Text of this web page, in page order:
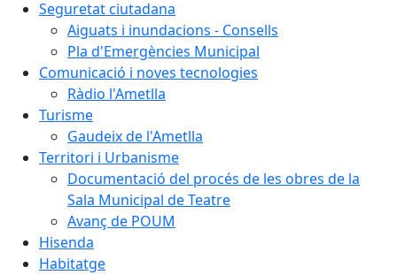
Seguretat ciutadana
Aiguats i inundacions - Consells
Pla d'Emergències Municipal
Comunicació i noves tecnologies
Ràdio l'Ametlla
Turisme
Gaudeix de l'Ametlla
Territori i Urbanisme
Documentació del procés de les obres de la
Sala Municipal de Teatre
Avanç de POUM
Hisenda
Habitatge